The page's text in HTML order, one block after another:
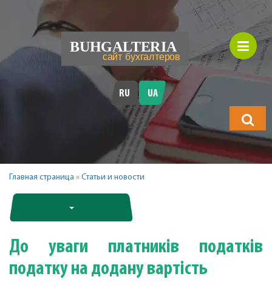
RU UA
Главная страница » Статьи и новости
До уваги платників податків
податку на додану вартість